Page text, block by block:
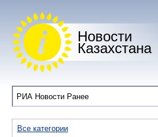
Новости
Казахстана
Все категории